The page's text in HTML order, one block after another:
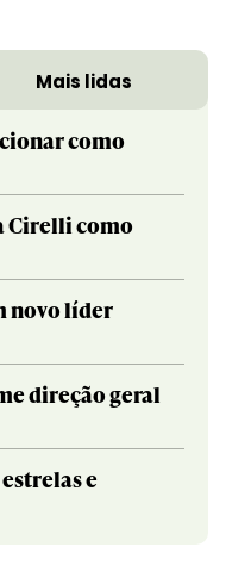
Mais lidas
como
Cirelli como
novo líder
direção geral
e